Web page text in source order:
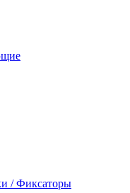
/ Фиксаторы